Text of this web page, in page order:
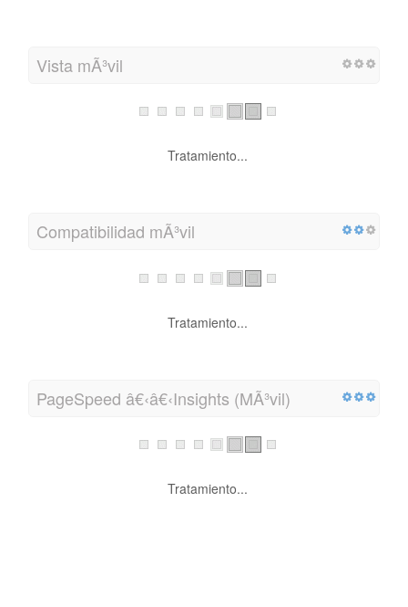
Vista mÃ³vil
Tratamiento...
Compatibilidad mÃ³vil
Tratamiento...
PageSpeed â€‹â€‹Insights (MÃ³vil)
Tratamiento...